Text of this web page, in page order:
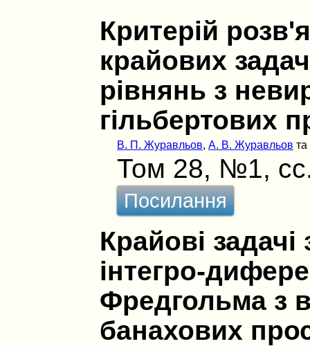
Критерій
крайових
рівнянь з
гільбертових
В. П. Журавльов,А. В. Журавльов та
Том 28, №1,
Посилання
Крайові
інтегро-
Фредгольма з
банахових